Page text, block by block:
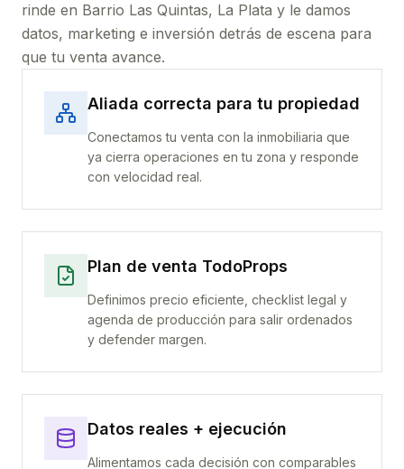
rinde en Barrio Las Quintas, La Plata y le damos
datos, marketing e inversión detrás de escena para
que tu venta avance.
Aliada correcta para tu propiedad
Conectamos tu venta con la inmobiliaria que
ya cierra operaciones en tu zona y responde
con velocidad real.
Plan de venta TodoProps
Definimos precio eficiente, checklist legal y
agenda de producción para salir ordenados
y defender margen.
Datos reales + ejecución
Alimentamos cada decisión con comparables